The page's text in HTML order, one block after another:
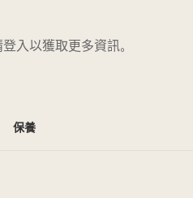
入以獲取更多資訊。
保養